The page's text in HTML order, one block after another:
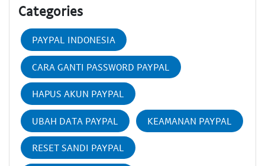
Categories
PAYPAL INDONESIA
CARA GANTI PASSWORD PAYPAL
HAPUS AKUN PAYPAL
UBAH DATA PAYPAL KEAMANAN PAYPAL
RESET SANDI PAYPAL